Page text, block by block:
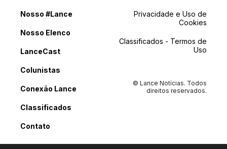
Nosso #Lance
Nosso Elenco
LanceCast
Colunistas
Conexão Lance
Classificados
Contato
Privacidade e Uso de
Cookies
Classificados - Termos de
Uso
© Lance Notícias. Todos
direitos reservados.